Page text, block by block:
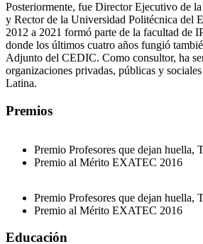
Posteriormente, fue Director Ejecutivo de
y Rector de la Universidad Politécnica del
2012 a 2021 formó parte de la facultad de
donde los últimos cuatro años fungió
Adjunto del CEDIC. Como consultor, ha
organizaciones privadas, públicas y
Latina.
Premios
Premio Profesores que dejan huella,
Premio al Mérito EXATEC 2016
Premio Profesores que dejan huella,
Premio al Mérito EXATEC 2016
Educación